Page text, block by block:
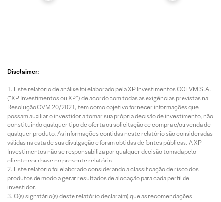
Disclaimer:
Este relatório de análise foi elaborado pela XP Investimentos CCTVM S.A.
(“XP Investimentos ou XP”) de acordo com todas as exigências previstas na
Resolução CVM 20/2021, tem como objetivo fornecer informações que
possam auxiliar o investidor a tomar sua própria decisão de investimento, não
constituindo qualquer tipo de oferta ou solicitação de compra e/ou venda de
qualquer produto. As informações contidas neste relatório são consideradas
válidas na data de sua divulgação e foram obtidas de fontes públicas. A XP
Investimentos não se responsabiliza por qualquer decisão tomada pelo
cliente com base no presente relatório.
Este relatório foi elaborado considerando a classificação de risco dos
produtos de modo a gerar resultados de alocação para cada perfil de
investidor.
O(s) signatário(s) deste relatório declara(m) que as recomendações